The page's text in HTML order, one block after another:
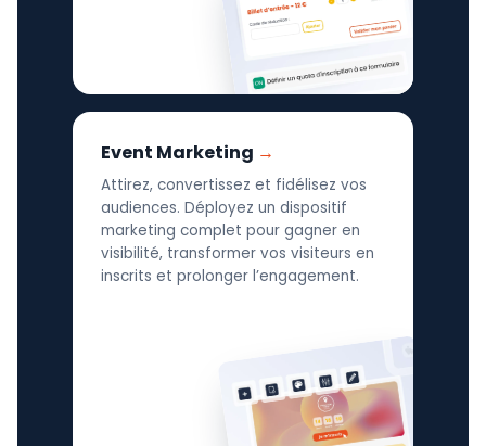
Event Marketing
Attirez, convertissez et fidélisez vos
audiences. Déployez un dispositif
marketing complet pour gagner en
visibilité, transformer vos visiteurs en
inscrits et prolonger l’engagement.